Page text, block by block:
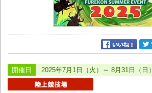
開催日 2025年7月1日（火）～ 8月31日（日）